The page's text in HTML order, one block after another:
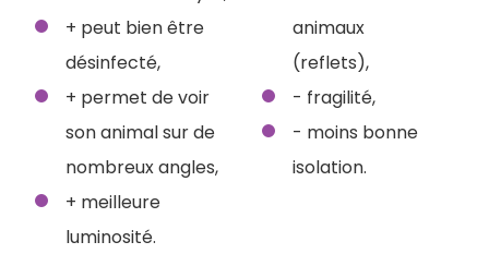
+ peut bien être
désinfecté,
+ permet de voir
son animal sur de
nombreux angles,
+ meilleure
luminosité.
animaux
(reflets),
- fragilité,
- moins bonne
isolation.